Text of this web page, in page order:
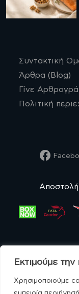
Εκτιμούμε την
Χρησιμοποιούμε
Συντακτική
Άρθρα (Blog)
Γίνε
Πολιτική